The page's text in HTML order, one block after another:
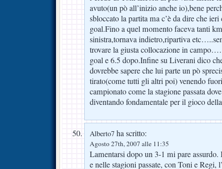
avuto(un pò all’inizio anche io),bene
sbloccato la partita ma c’è da dire che
goal.Fino a quel momento faceva tanti
sinistra,tornava indietro,ripartiva
trovare la giusta collocazione in
goal e 6.5 dopo.Infine su Liverani dico
dovrebbe sapere che lui parte un pò
tirato(come tutti gli altri poi) venendo
campionato come la stagione passata
diventando fondamentale per il gioco
Alberto7 ha scritto:
Agosto 27th, 2007 alle 11:35
Lamentarsi dopo un 3-1 mi pare
e nelle stagioni passate, con Toni e Regi,